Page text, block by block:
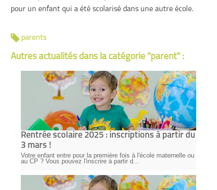
pour un enfant qui a été scolarisé dans une autre école.
parents
Autres actualités dans la catégorie "parent" :
Rentrée scolaire 2025 : inscriptions à partir du
3 mars !
Votre enfant entre pour la première fois à l'école maternelle ou
au CP ? Vous pouvez l'inscrire à partir d...